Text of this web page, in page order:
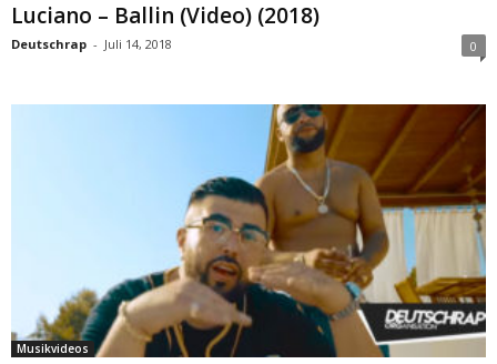
Luciano – Ballin (Video) (2018)
Deutschrap - Juli 14, 2018 0
Musikvideos